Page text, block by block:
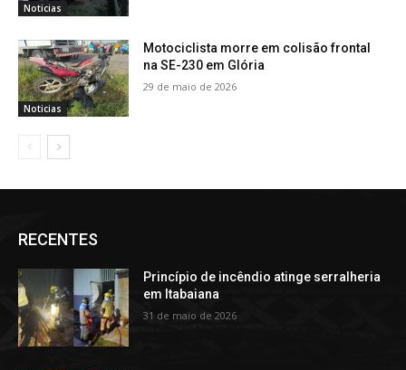
Noticias
Noticias
Motociclista morre em colisão frontal
na SE-230 em Glória
29 de maio de 2026
RECENTES
Princípio de incêndio atinge serralheria
em Itabaiana
31 de maio de 2026